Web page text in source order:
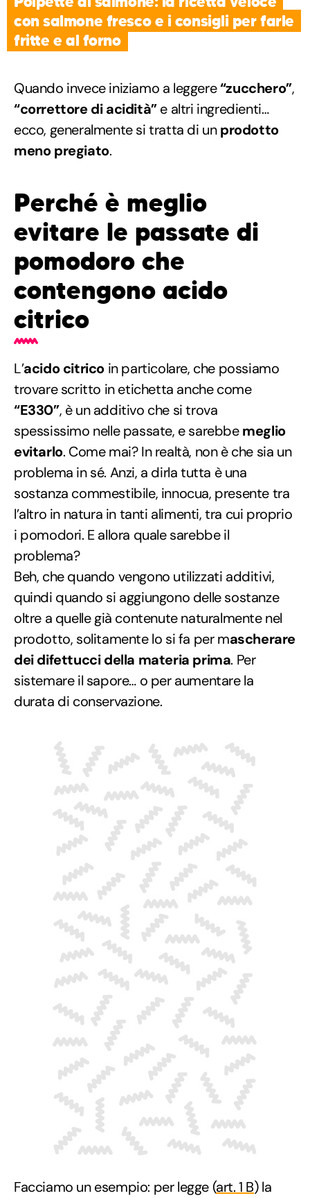
con salmone fresco e i consigli per farle
fritte e al forno
Quando invece iniziamo a leggere“zucchero”,
“correttore di acidità”e altri ingredienti…
ecco, generalmente si tratta di unprodotto
meno pregiato.
Perché è meglio
evitare le passate di
pomodoro che
contengono acido
citrico
L’acido citrico in particolare, che possiamo
trovare scritto in etichetta anche come
“E330”, è un additivo che si trova
spessissimo nelle passate, e sarebbemeglio
evitarlo. Come mai? In realtà, non è che sia un
problema in sé. Anzi, a dirla tutta è una
sostanza commestibile, innocua, presente tra
l’altro in natura in tanti alimenti, tra cui proprio
i pomodori. E allora quale sarebbe il
problema?
Beh, che quando vengono utilizzati additivi,
quindi quando si aggiungono delle sostanze
oltre a quelle già contenute naturalmente nel
prodotto, solitamente lo si fa per mascherare
dei difettucci della materia prima. Per
sistemare il sapore… o per aumentare la
durata di conservazione.
Facciamo un esempio: per legge (art. 1 B) la